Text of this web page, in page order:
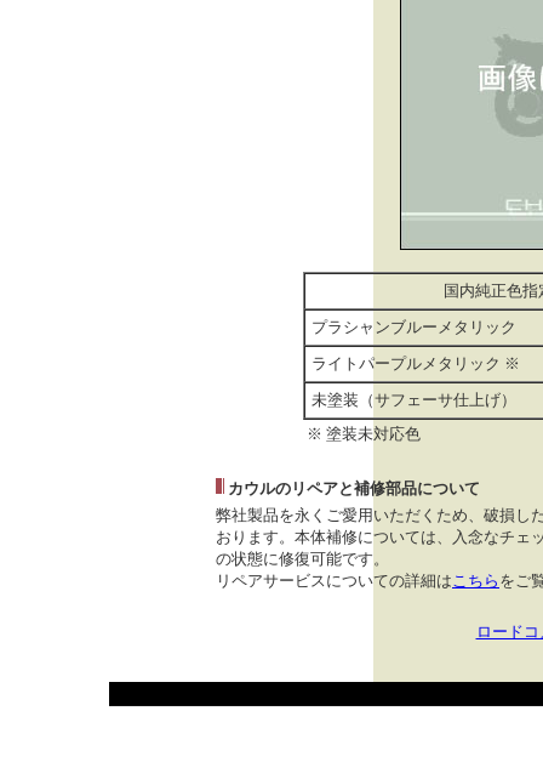
国内純正色指
プラシャンブルーメタリック
ライトパープルメタリック ※
未塗装（サフェーサ仕上げ）
※ 塗装未対応色
カウルのリペアと補修部品について
弊社製品を永くご愛用いただくため、破損し
おります。本体補修については、入念なチェ
の状態に修復可能です。
リペアサービスについての詳細はこちら をご
ロード